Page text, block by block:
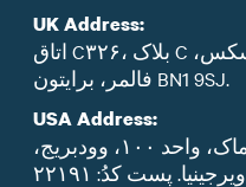
UK Address:
اتاق C۳۲۶، بلاک C ساختمان هنر، دانشگاه ساسکس،
فالمر، برایتون BN1 9SJ.
USA Address:
پلاک ۱۵۰۰۰، خیابان بزرگ پوتوماک، واحد ۱۰۰، وودبریج،
ویرجینیا. پست‌ کدُ: ۲۲۱۹۱